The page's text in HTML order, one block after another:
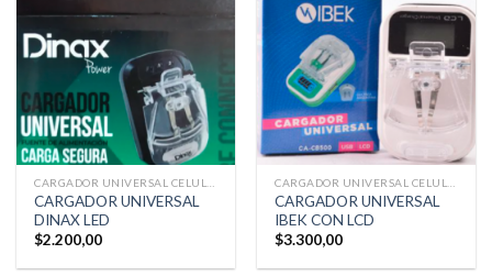
CARGADOR UNIVERSAL
DINAX LED
$2.200,00
CARGADOR UNIVERSAL
IBEK CON LCD
$3.300,00